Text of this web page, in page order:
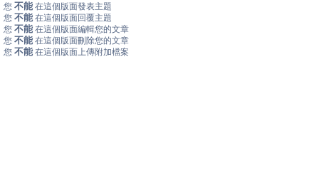
您 不能 在這個版面發表主題
您 不能 在這個版面回覆主題
您 不能 在這個版面編輯您的文章
您 不能 在這個版面刪除您的文章
您 不能 在這個版面上傳附加檔案